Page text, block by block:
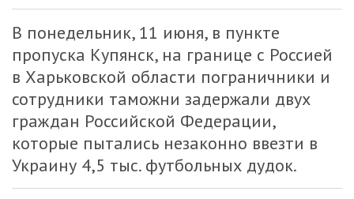
В понедельник, 11 июня, в пункте
пропуска Купянск, на границе с Россией
в Харьковской области пограничники и
сотрудники таможни задержали двух
граждан Российской Федерации,
которые пытались незаконно ввезти в
Украину 4,5 тыс. футбольных дудок.